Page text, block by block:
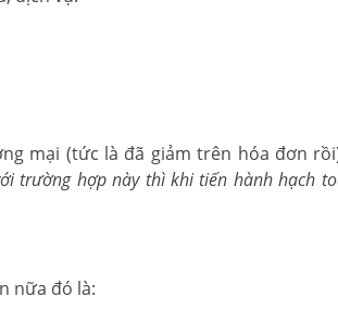
mại (tức là đã giảm trên hóa đơn
trường hợp này thì khi tiến hành hạch
nữa đó là: